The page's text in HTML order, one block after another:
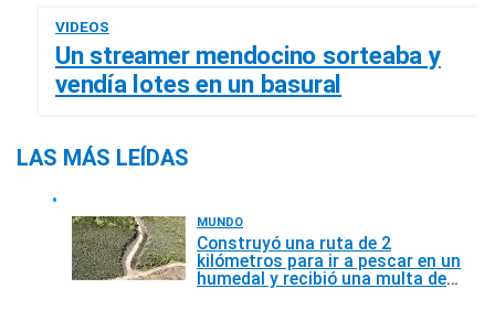
VIDEOS
Un streamer mendocino sorteaba y
vendía lotes en un basural
LAS MÁS LEÍDAS
MUNDO
Construyó una ruta de 2
kilómetros para ir a pescar en un
humedal y recibió una multa de